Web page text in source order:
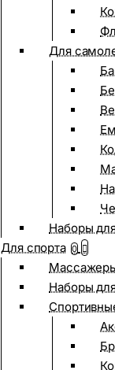
Для
Наборы
Для спорта 0
Наборы